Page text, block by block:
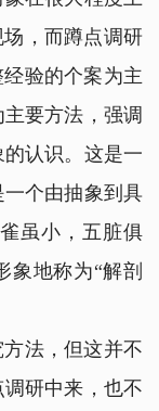
，而蹲点调研
验的个案为主
要方法，强调
认识。这是一
个由抽象到具
虽小，五脏俱
象地称为“解剖
法，但这并不
研中来，也不